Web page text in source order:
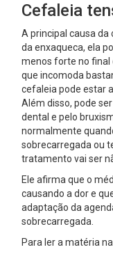
Cefaleia
A principal causa da
da enxaqueca, ela
menos forte no final
que incomoda
cefaleia pode estar
Além disso, pode
dental e pelo
normalmente
sobrecarregada ou
tratamento vai ser
Ele afirma que o
causando a dor e
adaptação da
sobrecarregada.
Para ler a matéria